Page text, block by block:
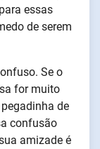
essas
de serem
Se o
for muito
de
confusão
amizade é